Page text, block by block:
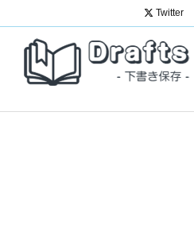
Twitter